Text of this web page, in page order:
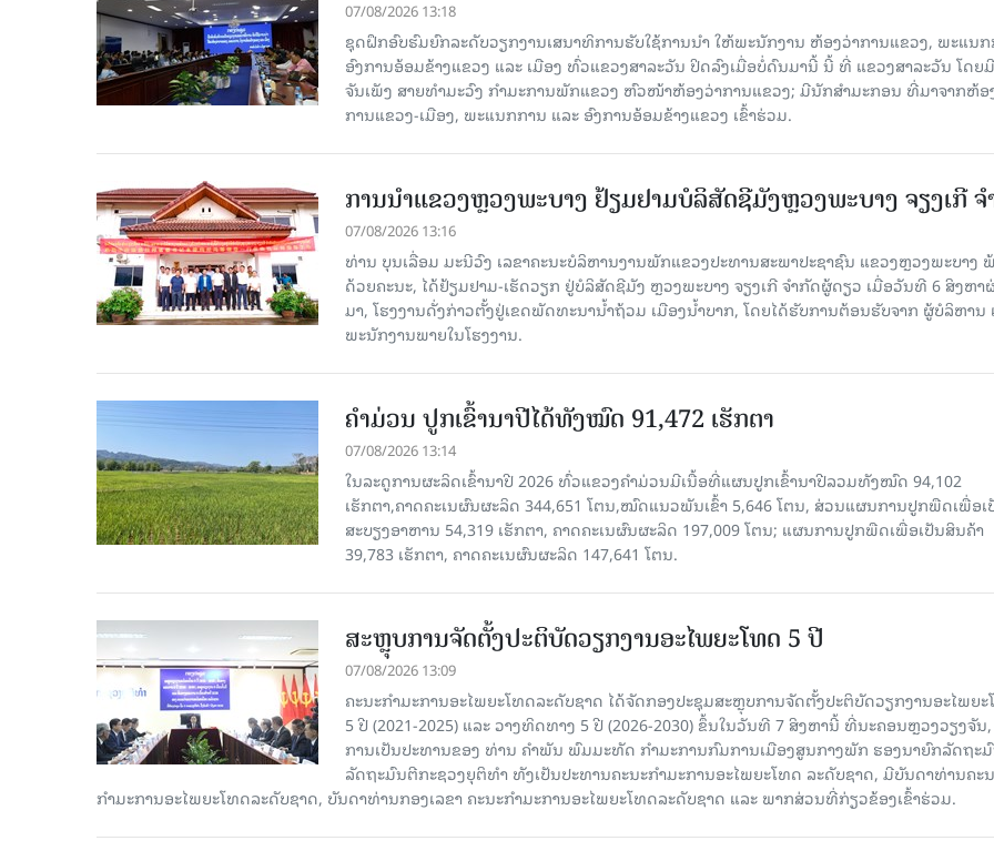
07/08/2026 13:18
ຊຸດຝຶກອົບຮົມຍົກລະດັບວຽກງານເສນາທິການຮັບໃຊ້ການນໍາ ໃຫ້ພະນັກງານ ຫ້ອງວ່າການແຂວງ, ພະແນ
ອົງການອ້ອມຂ້າງແຂວງ ແລະ ເມືອງ ທົ່ວແຂວງສາລະວັນ ປິດລົງເມື່ອ​ບໍ່​ດົນ​ມາ​ນີ້ ນີ້ ທີ່ ແຂວງສາລະວັນ ໂດຍ​
ຈັນເພັງ ສາຍທຳມະວົງ ກຳມະການພັກແຂວງ ຫົວໜ້າຫ້ອງວ່າການແຂວງ; ມີນັກສຳມະກອນ ທີ່ມາຈາກຫ້ອ
ການແຂວງ-ເມືອງ, ພະແນກການ ແລະ ອົງການອ້ອມຂ້າງແຂວງ ເຂົ້າຮ່ວມ.
ການນຳແຂວງຫຼວງພະບາງ ຢ້ຽມ​ຢາມບໍ​ລິ​ສັດຊີມັງຫຼວງພະບາງ ຈຽງເກີ ຈໍ
07/08/2026 13:16
ທ່ານ ບຸນເລື່ອມ ມະນີວົງ ເລ​ຂາ​ຄະ​ນະ​ບໍ​ລິ​ຫານ​ງານ​ພັກແຂວງປະທານສະພາປະຊາຊົນ ແຂວງຫຼວງພະບາງ
ດ້ວຍຄະນະ, ໄດ້ຢ້ຽມຢາມ-ເຮັດວຽກ ຢູ່ບໍລິສັດຊີມັງ ຫຼວງພະບາງ ຈຽງເກີ ຈໍາກັດຜູ້ດຽວ ເມື່ອ​ວັນ​ທີ 6 ສິງ​ຫາ​
ມາ, ໂຮງ​ງານ​ດັ່ງ​ກ່າວຕັ້ງຢູ່ເຂດພັດທະນານ້ຳຖ້ວມ ເມືອງນໍ້າບາກ, ໂດຍໄດ້ຮັບການຕ້ອນຮັບຈາກ ຜູ້ບໍລິຫານ
ພະນັກງານພາຍໃນໂຮງງານ.
ຄໍາມ່ວນ ປູກເຂົ້ານາປີໄດ້ທັງໝົດ 91,472 ເຮັກຕາ
07/08/2026 13:14
ໃນລະດູການຜະລິດເຂົ້ານາປີ 2026 ທົ່ວແຂວງຄໍາມ່ວນມີເນື້ອທີ່ແຜນປູກເຂົ້ານາປີລວມທັງໝົດ 94,102
ເຮັກຕາ,ຄາດຄະເນຜົນຜະລິດ 344,651 ໂຕນ,ໝົດແນວພັນເຂົ້າ 5,646 ໂຕນ, ສ່ວນແຜນການປູກພືດເພື່ອເ
ສະບຽງອາຫານ 54,319 ເຮັກຕາ, ຄາດຄະເນຜົນຜະລິດ 197,009 ໂຕນ; ແຜນການປູກພືດເພື່ອເປັນສິນຄ້າ
39,783 ເຮັກຕາ, ຄາດຄະເນຜົນຜະລິດ 147,641 ໂຕນ.
ສະຫຼຸບການຈັດຕັ້ງປະຕິບັດວຽກງານອະໄພຍະໂທດ 5 ປີ
07/08/2026 13:09
ຄະນະກຳມະການອະໄພຍະໂທດລະດັບຊາດ ໄດ້ຈັດກອງປະຊຸມສະຫຼຸບການຈັດຕັ້ງປະຕິບັດວຽກງານອະໄພຍ
5 ປີ (2021-2025) ແລະ ວາງທິດທາງ 5 ປີ (2026-2030) ຂຶ້ນໃນວັນທີ 7 ສິງຫານີ້ ທີ່ນະຄອນຫຼວງວຽງຈັນ
ການເປັນປະທານຂອງ ທ່ານ ຄໍາພັນ ພົມມະທັດ ກຳມະການກົມການເມືອງສູນກາງພັກ ຮອງນາຍົກລັດຖະ
ລັດຖະມົນຕີກະຊວງຍຸຕິທຳ ທັງເປັນປະທານຄະນະກຳມະການອະໄພຍະໂທດ ລະດັບຊາດ, ມີບັນດາທ່ານຄະ
ກໍາມະການອະໄພຍະໂທດລະດັບຊາດ, ບັນດາທ່ານກອງເລຂາ ຄະນະກຳມະການອະໄພຍະໂທດລະດັບຊາດ ແລະ ພາກສ່ວນທີ່ກ່ຽວຂ້ອງເຂົ້າຮ່ວມ.